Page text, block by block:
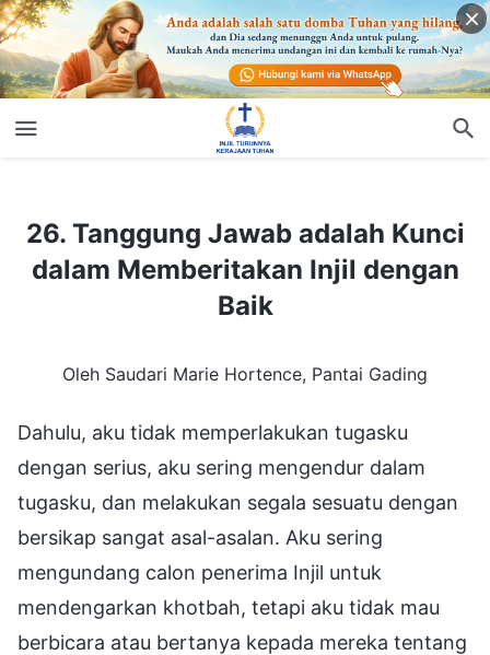
26. Tanggung Jawab adalah Kunci
dalam Memberitakan Injil dengan
Baik
Oleh Saudari Marie Hortence, Pantai Gading
Dahulu, aku tidak memperlakukan tugasku
dengan serius, aku sering mengendur dalam
tugasku, dan melakukan segala sesuatu dengan
bersikap sangat asal-asalan. Aku sering
mengundang calon penerima Injil untuk
mendengarkan khotbah, tetapi aku tidak mau
berbicara atau bertanya kepada mereka tentang